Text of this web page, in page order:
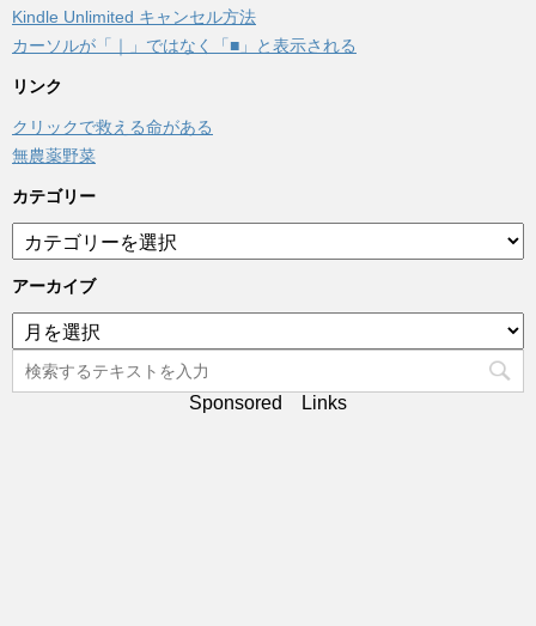
Kindle Unlimited キャンセル方法
カーソルが「｜」ではなく「■」と表示される
リンク
クリックで救える命がある
無農薬野菜
カテゴリー
テ
ゴ
リ
ー
アーカイブ
ア
ー
カ
イ
Sponsored Links